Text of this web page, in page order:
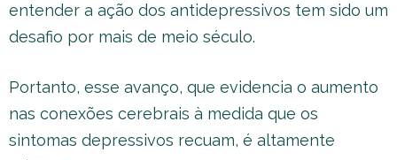
entender a ação dos antidepressivos tem sido um
desafio por mais de meio século.
Portanto, esse avanço, que evidencia o aumento
nas conexões cerebrais à medida que os
sintomas depressivos recuam, é altamente